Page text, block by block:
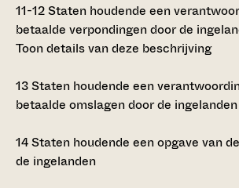
11-12Staten houdende een
betaalde verpondingen door de
Toon details van deze beschrijving
13Staten houdende een
betaalde omslagen door de ingelanden
14Staten houdende een opgave van
de ingelanden